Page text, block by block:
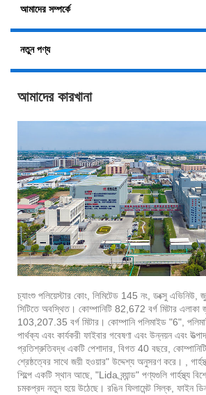
আমাদের সম্পর্কে
নতুন পণ্য
আমাদের কারখানা
চ্যাংশু পলিয়েস্টার কোং, লিমিটেড 145 নং, ডংক্সু এভিনিউ,
সিটিতে অবস্থিত। কোম্পানিটি 82,672 বর্গ মিটার এলাকা
103,207.35 বর্গ মিটার। কোম্পানি পলিমাইড "6",
পার্থক্য এবং কার্যকরী ফাইবার গবেষণা এবং উন্নয়ন এবং
প্রতিশ্রুতিবদ্ধ একটি পেশাদার, বিগত 40 বছরে,
শ্রেষ্ঠত্বের সাথে জয়ী হওয়ার" উদ্দেশ্য অনুসরণ করে। ,
শিল্পে একটি স্থান আছে, "Lida ব্র্যান্ড" পণ্যগুলি গার্হস্থ্য
চমকপ্রদ নতুন হয়ে উঠেছে। রঙিন ফিলামেন্ট সিল্ক, ফাইন